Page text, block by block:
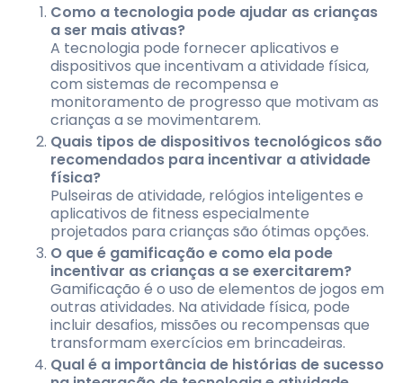
Como a tecnologia pode ajudar as crianças
a ser mais ativas?
A tecnologia pode fornecer aplicativos e
dispositivos que incentivam a atividade física,
com sistemas de recompensa e
monitoramento de progresso que motivam as
crianças a se movimentarem.
Quais tipos de dispositivos tecnológicos são
recomendados para incentivar a atividade
física?
Pulseiras de atividade, relógios inteligentes e
aplicativos de fitness especialmente
projetados para crianças são ótimas opções.
O que é gamificação e como ela pode
incentivar as crianças a se exercitarem?
Gamificação é o uso de elementos de jogos em
outras atividades. Na atividade física, pode
incluir desafios, missões ou recompensas que
transformam exercícios em brincadeiras.
Qual é a importância de histórias de sucesso